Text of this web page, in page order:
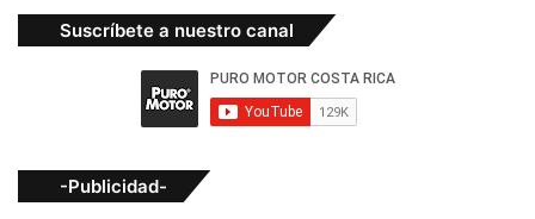
Suscríbete a nuestro canal
-Publicidad-